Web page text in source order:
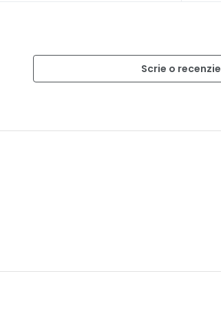
Scrie o recenzie